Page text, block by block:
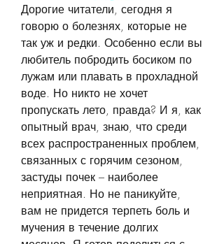
Дорогие читатели, сегодня я
говорю о болезнях, которые не
так уж и редки. Особенно если вы
любитель побродить босиком по
лужам или плавать в прохладной
воде. Но никто не хочет
пропускать лето, правда? И я, как
опытный врач, знаю, что среди
всех распространенных проблем,
связанных с горячим сезоном,
застуды почек – наиболее
неприятная. Но не паникуйте,
вам не придется терпеть боль и
мучения в течение долгих